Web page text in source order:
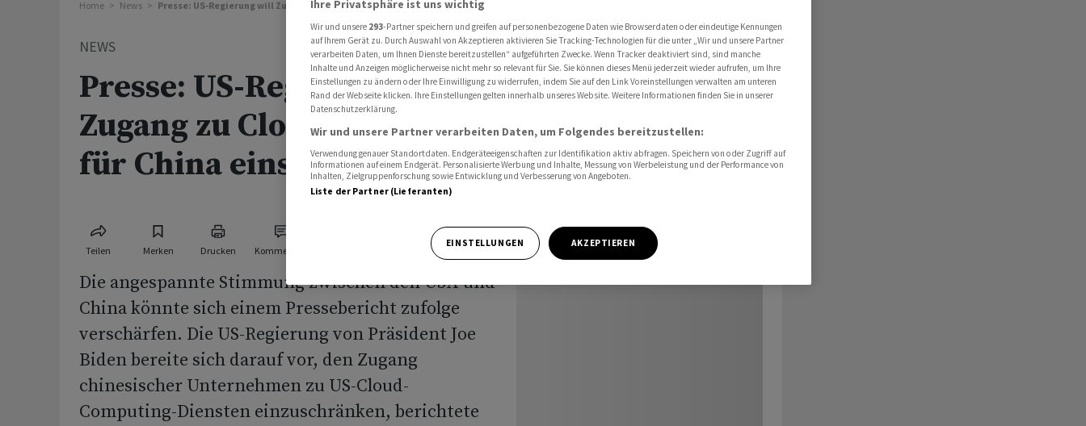
Home News Presse: US-Regierung will Zugang zu Cloud-Diensten für China einschränken
NEWS
Presse: US-Regierung will
Zugang zu Cloud-Diensten
für China einschränken
Teilen Merken Drucken Kommentare
Die angespannte Stimmung zwischen den USA und
China könnte sich einem Pressebericht zufolge
verschärfen. Die US-Regierung von Präsident Joe
Biden bereite sich darauf vor, den Zugang
chinesischer Unternehmen zu US-Cloud-
Computing-Diensten einzuschränken, berichtete
Ihre Privatsphäre ist uns wichtig
Wir und unsere 293-Partner speichern und greifen auf personenbezogene Daten wie Browserdaten oder eindeutige Kennungen
auf Ihrem Gerät zu. Durch Auswahl von Akzeptieren aktivieren Sie Tracking-Technologien für die unter „Wir und unsere Partner
verarbeiten Daten, um Ihnen Dienste bereitzustellen“ aufgeführten Zwecke. Wenn Tracker deaktiviert sind, sind manche
Inhalte und Anzeigen möglicherweise nicht mehr so relevant für Sie. Sie können dieses Menü jederzeit wieder aufrufen, um Ihre
Einstellungen zu ändern oder Ihre Einwilligung zu widerrufen, indem Sie auf den Link Voreinstellungen verwalten am unteren
Rand der Webseite klicken. Ihre Einstellungen gelten innerhalb unseres Website. Weitere Informationen finden Sie in unserer
Datenschutzerklärung.
Wir und unsere Partner verarbeiten Daten, um Folgendes bereitzustellen:
Verwendung genauer Standortdaten. Endgeräteeigenschaften zur Identifikation aktiv abfragen. Speichern von oder Zugriff auf
Informationen auf einem Endgerät. Personalisierte Werbung und Inhalte, Messung von Werbeleistung und der Performance von
Inhalten, Zielgruppenforschung sowie Entwicklung und Verbesserung von Angeboten.
Liste der Partner (Lieferanten)
EINSTELLUNGEN AKZEPTIEREN